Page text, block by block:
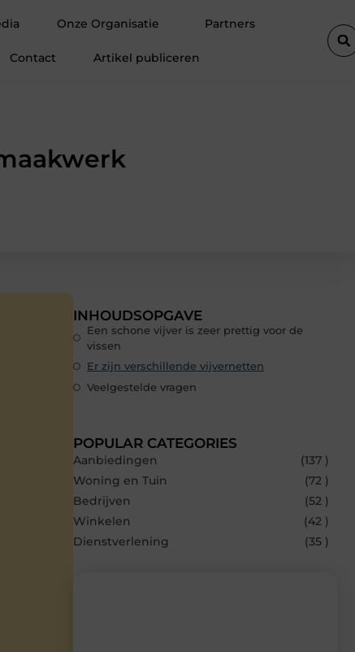
Onze Organisatie Partners
Contact Artikel publiceren
INHOUDSOPGAVE
Een schone vijver is zeer prettig voor de
vissen
Er zijn verschillende vijvernetten
Veelgestelde vragen
POPULAR CATEGORIES
Aanbiedingen
(137 )
Woning en Tuin
(72 )
Bedrijven
(52 )
Winkelen
(42 )
Dienstverlening
(35 )